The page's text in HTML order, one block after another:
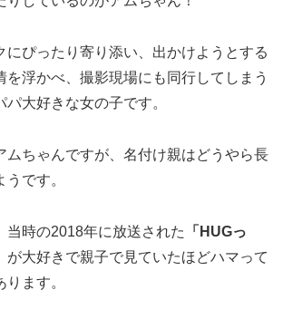
にぴったり寄り添い、出かけようとする
を浮かべ、撮影現場にも同行してしまう
パ大好きな女の子です。
ムちゃんですが、名付け親はどうやら長
です。
当時の2018年に放送された
「HUGっ
が大好きで親子で見ていたほどハマって
ます。